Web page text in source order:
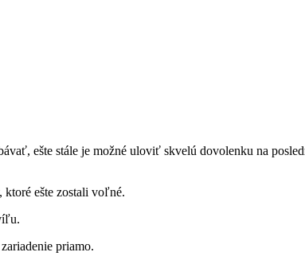
ešte stále je možné uloviť skvelú dovolenku na
ešte zostali voľné.
priamo.